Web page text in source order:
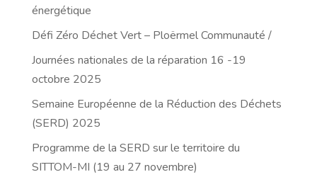
énergétique
Défi Zéro Déchet Vert – Ploërmel Communauté /
Journées nationales de la réparation 16 -19
octobre 2025
Semaine Européenne de la Réduction des Déchets
(SERD) 2025
Programme de la SERD sur le territoire du
SITTOM-MI (19 au 27 novembre)